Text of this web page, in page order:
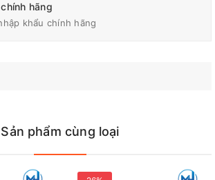
Pin
Bosch Chính Hãng Tại Biên Hòa -
hãng
khẩu chính hãng
Sản phẩm cùng loại